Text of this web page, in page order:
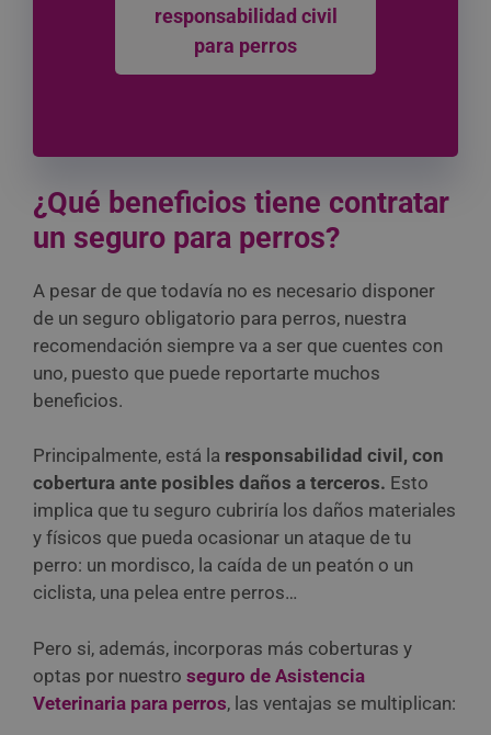
responsabilidad civil
para perros
¿Qué beneficios tiene contratar
un seguro para perros?
A pesar de que todavía no es necesario disponer
de un seguro obligatorio para perros, nuestra
recomendación siempre va a ser que cuentes con
uno, puesto que puede reportarte muchos
beneficios.
Principalmente, está la responsabilidad civil, con
cobertura ante posibles daños a terceros. Esto
implica que tu seguro cubriría los daños materiales
y físicos que pueda ocasionar un ataque de tu
perro: un mordisco, la caída de un peatón o un
ciclista, una pelea entre perros…
Pero si, además, incorporas más coberturas y
optas por nuestro seguro de Asistencia
Veterinaria para perros, las ventajas se multiplican: